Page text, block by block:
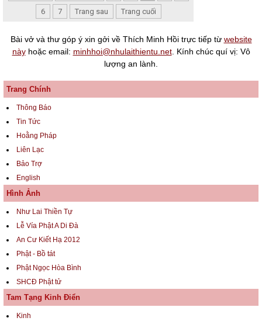
6
7 Trang sau Trang cuối
Bài vở và thư góp ý xin gởi về Thích Minh Hồi trực tiếp từ website
nàyhoặc email: minhhoi@nhulaithientu.net. Kính chúc quí vị: Vô
lượng an lành.
Trang Chính
Thông Báo
Tin Tức
Hoằng Pháp
Liên Lạc
Bảo Trợ
English
Hình Ảnh
Như Lai Thiền Tự
Lễ Vía Phật A Di Đà
An Cư Kiết Hạ 2012
Phật - Bồ tát
Phật Ngọc Hòa Bình
SHCĐ Phật tử
Tam Tạng Kinh Điển
Kinh